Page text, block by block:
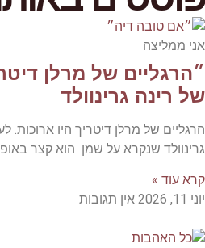
אני ממליצה
״הרגליים של מרלן
של רינה גרינוולד
הרגליים של מרלן דיטריך היו
גרינוולד שנקרא על שמן הוא קצר
קרא עוד »
יוני 11, 2026
אין תגובות